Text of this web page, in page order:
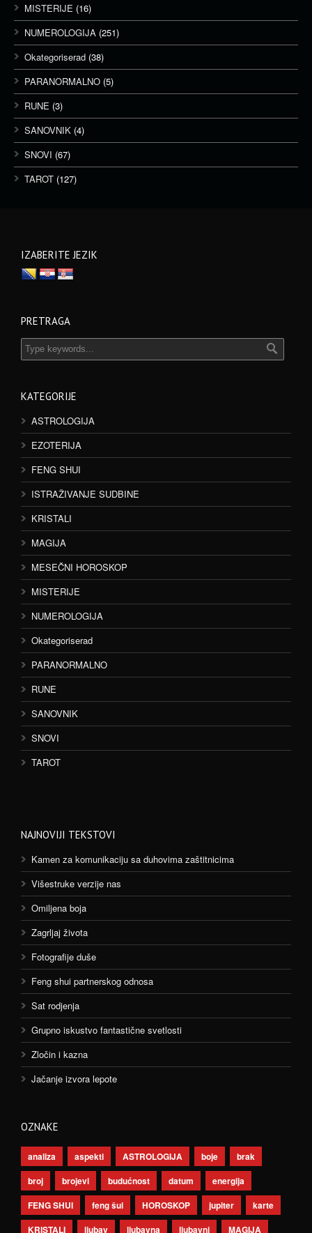
MISTERIJE (16)
NUMEROLOGIJA (251)
Okategoriserad (38)
PARANORMALNO (5)
RUNE (3)
SANOVNIK (4)
SNOVI (67)
TAROT (127)
IZABERITE JEZIK
PRETRAGA
KATEGORIJE
ASTROLOGIJA
EZOTERIJA
FENG SHUI
ISTRAŽIVANJE SUDBINE
KRISTALI
MAGIJA
MESEČNI HOROSKOP
MISTERIJE
NUMEROLOGIJA
Okategoriserad
PARANORMALNO
RUNE
SANOVNIK
SNOVI
TAROT
NAJNOVIJI TEKSTOVI
Kamen za komunikaciju sa duhovima zaštitnicima
Višestruke verzije nas
Omiljena boja
Zagrljaj života
Fotografije duše
Feng shui partnerskog odnosa
Sat rodjenja
Grupno iskustvo fantastične svetlosti
Zločin i kazna
Jačanje izvora lepote
OZNAKE
analiza aspekti ASTROLOGIJA boje
brak
broj
brojevi budućnost datum
energija
FENG SHUI
feng šui HOROSKOP jupiter
karte
KRISTALI
ljubav ljubavna ljubavni MAGIJA